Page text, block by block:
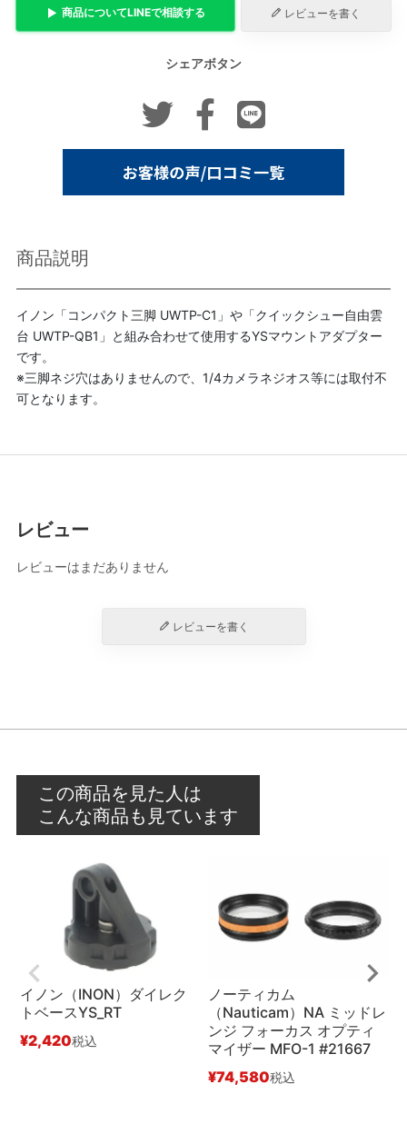
商品についてLINEで相談する レビューを書く
シェアボタン
商品説明
イノン「コンパクト三脚 UWTP-C1」や「クイックシュー自由雲
台 UWTP-QB1」と組み合わせて使用するYSマウントアダプター
です。
※三脚ネジ穴はありませんので、1/4カメラネジオス等には取付不
可となります。
レビュー
レビューはまだありません
レビューを書く
この商品を見た人は
こんな商品も見ています
イノン（INON）ダイレク
トベースYS_RT
¥2,420税込
ノーティカム
（Nauticam）NA ミッドレ
ンジ フォーカス オプティ
マイザー MFO-1 #21667
¥74,580税込